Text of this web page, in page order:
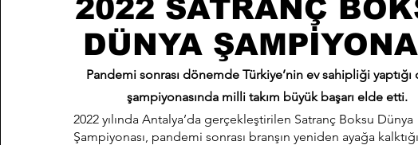
2022 SATRANÇ
DÜNYA
Pandemi sonrası dönemde Türkiye’nin ev sahipliği yaptığı
şampiyonasında milli takım büyük başarı elde etti.
2022 yılında Antalya’da gerçekleştirilen Satranç Boksu Dünya
Şampiyonası, pandemi sonrası branşın yeniden ayağa